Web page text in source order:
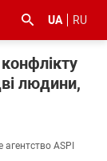
UA RU
людини,
ASPI